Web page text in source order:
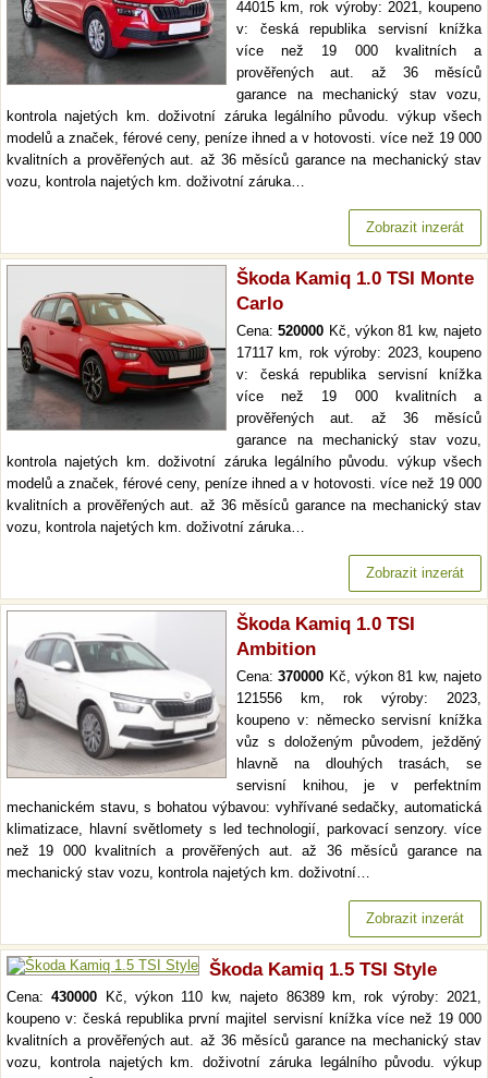
44015 km, rok výroby: 2021, koupeno
v: česká republika servisní knížka
více než 19 000 kvalitních a
prověřených aut. až 36 měsíců
garance na mechanický stav vozu,
kontrola najetých km. doživotní záruka legálního původu. výkup všech
modelů a značek, férové ceny, peníze ihned a v hotovosti. více než 19 000
kvalitních a prověřených aut. až 36 měsíců garance na mechanický stav
vozu, kontrola najetých km. doživotní záruka…
Zobrazit inzerát
Škoda Kamiq 1.0 TSI Monte
Carlo
Cena:520000 Kč, výkon 81 kw, najeto
17117 km, rok výroby: 2023, koupeno
v: česká republika servisní knížka
více než 19 000 kvalitních a
prověřených aut. až 36 měsíců
garance na mechanický stav vozu,
kontrola najetých km. doživotní záruka legálního původu. výkup všech
modelů a značek, férové ceny, peníze ihned a v hotovosti. více než 19 000
kvalitních a prověřených aut. až 36 měsíců garance na mechanický stav
vozu, kontrola najetých km. doživotní záruka…
Zobrazit inzerát
Škoda Kamiq 1.0 TSI
Ambition
Cena:370000 Kč, výkon 81 kw, najeto
121556 km, rok výroby: 2023,
koupeno v: německo servisní knížka
vůz s doloženým původem, ježděný
hlavně na dlouhých trasách, se
servisní knihou, je v perfektním
mechanickém stavu, s bohatou výbavou: vyhřívané sedačky, automatická
klimatizace, hlavní světlomety s led technologií, parkovací senzory. více
než 19 000 kvalitních a prověřených aut. až 36 měsíců garance na
mechanický stav vozu, kontrola najetých km. doživotní…
Zobrazit inzerát
Škoda Kamiq 1.5 TSI Style
Cena:430000 Kč, výkon 110 kw, najeto 86389 km, rok výroby: 2021,
koupeno v: česká republika první majitel servisní knížka více než 19 000
kvalitních a prověřených aut. až 36 měsíců garance na mechanický stav
vozu, kontrola najetých km. doživotní záruka legálního původu. výkup